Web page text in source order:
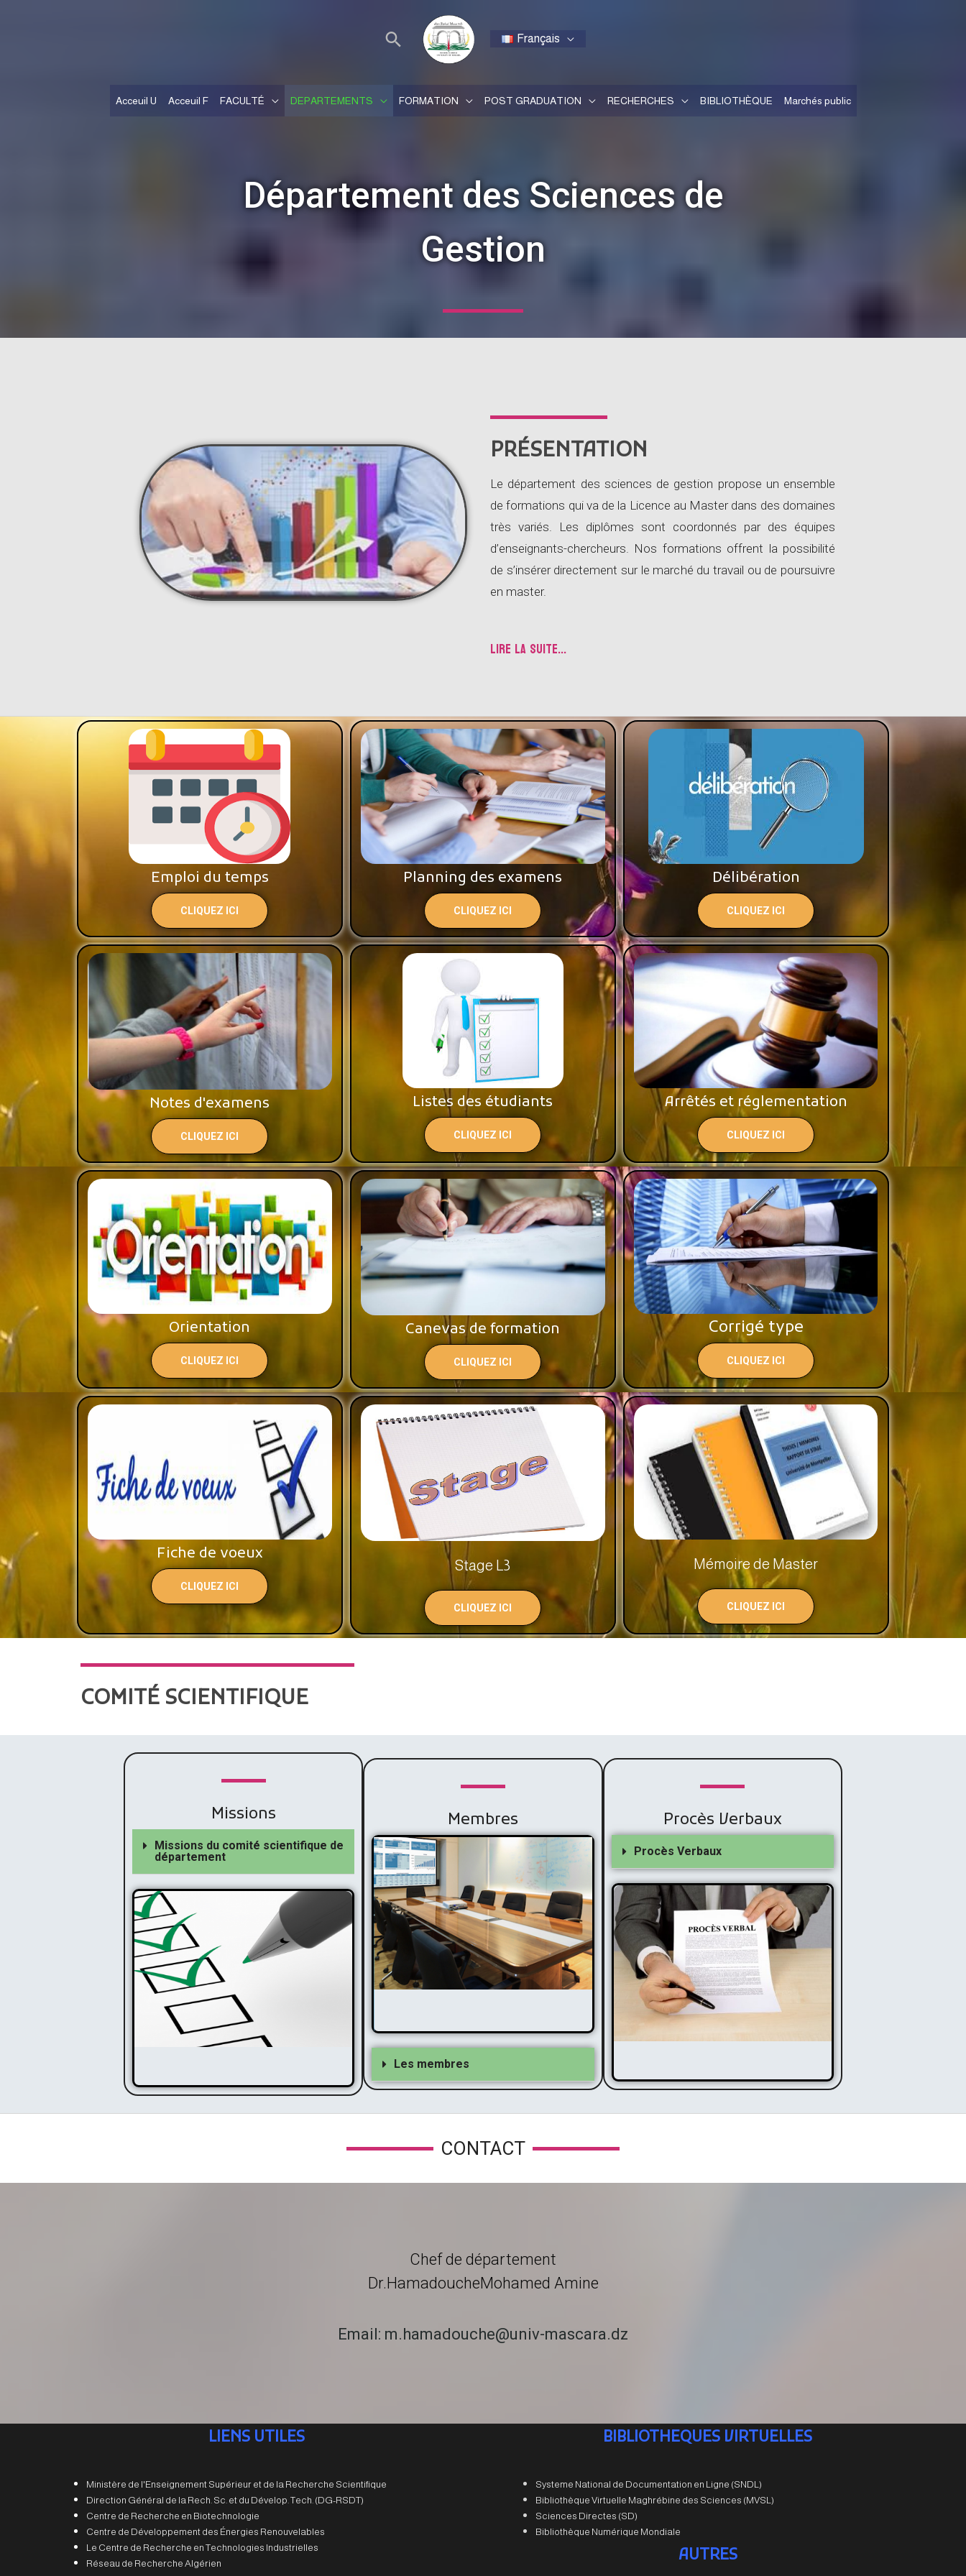
Français
Acceuil U Acceuil F FACULTÉ DEPARTEMENTS FORMATION POST GRADUATION RECHERCHES BIBLIOTHÈQUE Marchés public
Département des Sciences de
Gestion
PRÉSENTATION
Le département des sciences de gestion propose un ensemble
de formations qui va de la Licence au Master dans des domaines
très variés. Les diplômes sont coordonnés par des équipes
d’enseignants-chercheurs. Nos formations offrent la possibilité
de s’insérer directement sur le marché du travail ou de poursuivre
en master.
LIRE LA SUITE...
Emploi du temps
CLIQUEZ ICI
Planning des examens
CLIQUEZ ICI
Délibération
CLIQUEZ ICI
Notes d'examens
CLIQUEZ ICI
Listes des étudiants
CLIQUEZ ICI
Arrêtés et réglementation
CLIQUEZ ICI
Orientation
CLIQUEZ ICI
Canevas de formation
CLIQUEZ ICI
Corrigé type
CLIQUEZ ICI
Fiche de voeux
CLIQUEZ ICI
Stage L3
CLIQUEZ ICI
Mémoire de Master
CLIQUEZ ICI
COMITÉ SCIENTIFIQUE
Missions
Missions du comité scientifique de
département
Missions
Membres
Membres
Les membres
Procès Verbaux
Procès Verbaux
Procès
Verbaux
CONTACT
Chef de département
Dr.HamadoucheMohamed Amine
Email: m.hamadouche@univ-mascara.dz
LIENS UTILES
Ministère de l'Enseignement Supérieur et de la Recherche Scientifique
Direction Général de la Rech. Sc. et du Dévelop. Tech. (DG-RSDT)
Centre de Recherche en Biotechnologie
Centre de Développement des Énergies Renouvelables
Le Centre de Recherche en Technologies Industrielles
Réseau de Recherche Algérien
BIBLIOTHEQUES VIRTUELLES
Systeme National de Documentation en Ligne (SNDL)
Bibliothèque Virtuelle Maghrébine des Sciences (MVSL)
Sciences Directes (SD)
Bibliothèque Numérique Mondiale
AUTRES